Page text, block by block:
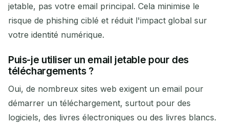
jetable, pas votre email principal. Cela minimise le
risque de phishing ciblé et réduit l'impact global sur
votre identité numérique.
Puis-je utiliser un email jetable pour des
téléchargements ?
Oui, de nombreux sites web exigent un email pour
démarrer un téléchargement, surtout pour des
logiciels, des livres électroniques ou des livres blancs.